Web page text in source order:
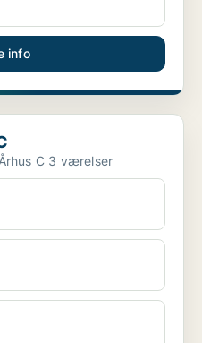
info
Andelsbolig til salg i 8000 Århus C 3 værelser